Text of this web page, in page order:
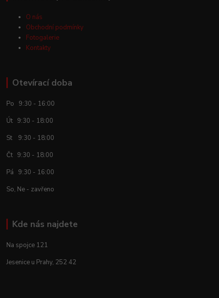
O nás
Obchodní podmínky
Fotogalerie
Kontakty
Otevírací doba
Po 9:30 - 16:00
Út 9:30 - 18:00
St 9:30 - 18:00
Čt 9:30 - 18:00
Pá 9:30 - 16:00
So, Ne - zavřeno
Kde nás najdete
Na spojce 121
Jesenice u Prahy, 252 42